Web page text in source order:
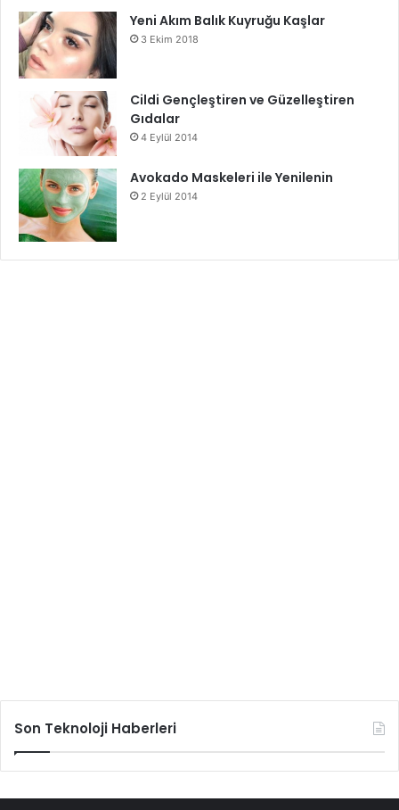
Yeni Akım Balık Kuyruğu Kaşlar
3 Ekim 2018
Cildi Gençleştiren ve Güzelleştiren
Gıdalar
4 Eylül 2014
Avokado Maskeleri ile Yenilenin
2 Eylül 2014
Son Teknoloji Haberleri